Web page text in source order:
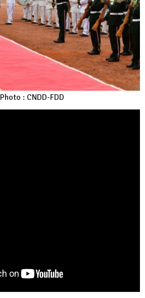
Photo : CNDD-FDD